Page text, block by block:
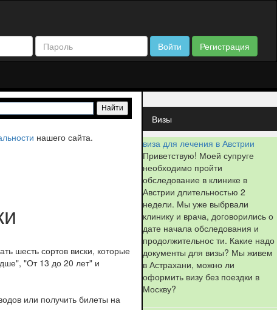
Войти Регистрация
нашего сайта.
шесть сортов виски, которые
"От 13 до 20 лет" и
или получить билеты на
Визы
виза для лечения в Австрии
Приветствую! Моей супруге
необходимо пройти
обследование в клинике в
Австрии длительностью 2
недели. Мы уже выбрвали
клинику и врача, договорились о
дате начала обследования и
продолжительнос ти. Какие надо
документы для визы? Мы живем
в Астрахани, можно ли
оформить визу без поездки в
Москву?